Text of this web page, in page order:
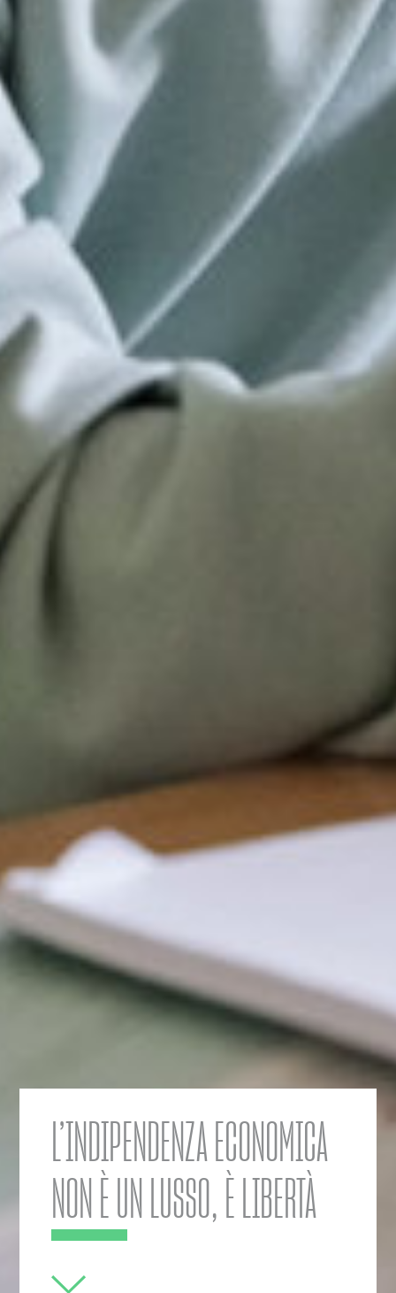
L’INDIPENDENZA ECONOMICA
NON È UN LUSSO, È LIBERTÀ